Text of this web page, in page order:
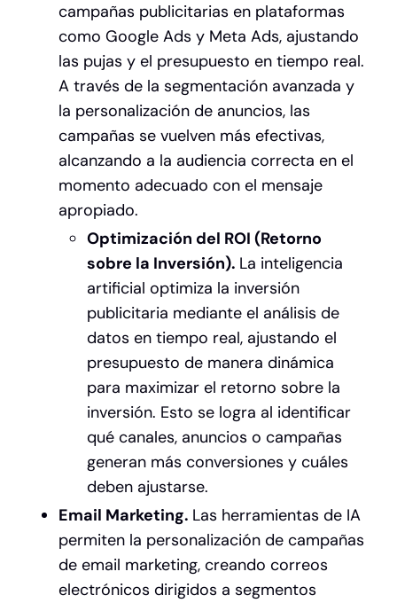
campañas publicitarias en plataformas
como Google Ads y Meta Ads, ajustando
las pujas y el presupuesto en tiempo real.
A través de la segmentación avanzada y
la personalización de anuncios, las
campañas se vuelven más efectivas,
alcanzando a la audiencia correcta en el
momento adecuado con el mensaje
apropiado.
Optimización del ROI (Retorno
sobre la Inversión). La inteligencia
artificial optimiza la inversión
publicitaria mediante el análisis de
datos en tiempo real, ajustando el
presupuesto de manera dinámica
para maximizar el retorno sobre la
inversión. Esto se logra al identificar
qué canales, anuncios o campañas
generan más conversiones y cuáles
deben ajustarse.
Email Marketing. Las herramientas de IA
permiten la personalización de campañas
de email marketing, creando correos
electrónicos dirigidos a segmentos